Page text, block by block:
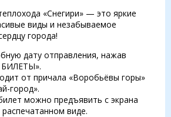
«Снегири» — это яркие
виды и незабываемое
города!
дату отправления, нажав
от причала «Воробьёвы горы»
город».
можно предъявить с экрана
виде.